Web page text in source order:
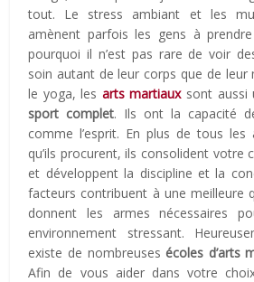
tout. Le stress ambiant et les
amènent parfois les gens à
pourquoi il n’est pas rare de voir
soin autant de leur corps que de
le yoga, les arts martiauxsont aussi
sport complet. Ils ont la capacité
comme l’esprit. En plus de tous les
qu’ils procurent, ils consolident votre
et développent la discipline et la
facteurs contribuent à une meilleure
donnent les armes nécessaires
environnement stressant.
existe de nombreuses écoles d’arts
Afin de vous aider dans votre